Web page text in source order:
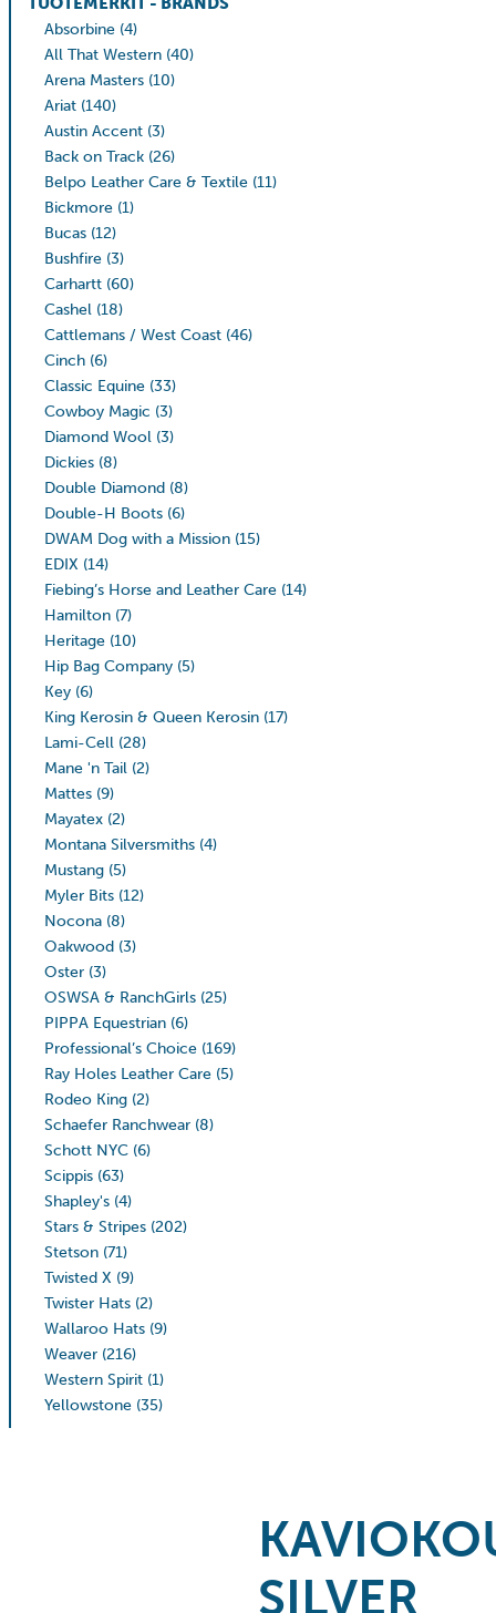
Absorbine (4)
All That Western (40)
Arena Masters (10)
Ariat (140)
Austin Accent (3)
Back on Track (26)
Belpo Leather Care & Textile (11)
Bickmore (1)
Bucas (12)
Bushfire (3)
Carhartt (60)
Cashel (18)
Cattlemans / West Coast (46)
Cinch (6)
Classic Equine (33)
Cowboy Magic (3)
Diamond Wool (3)
Dickies (8)
Double Diamond (8)
Double-H Boots (6)
DWAM Dog with a Mission (15)
EDIX (14)
Fiebing’s Horse and Leather Care (14)
Hamilton (7)
Heritage (10)
Hip Bag Company (5)
Key (6)
King Kerosin & Queen Kerosin (17)
Lami-Cell (28)
Mane 'n Tail (2)
Mattes (9)
Mayatex (2)
Montana Silversmiths (4)
Mustang (5)
Myler Bits (12)
Nocona (8)
Oakwood (3)
Oster (3)
OSWSA & RanchGirls (25)
PIPPA Equestrian (6)
Professional’s Choice (169)
Ray Holes Leather Care (5)
Rodeo King (2)
Schaefer Ranchwear (8)
Schott NYC (6)
Scippis (63)
Shapley's (4)
Stars & Stripes (202)
Stetson (71)
Twisted X (9)
Twister Hats (2)
Wallaroo Hats (9)
Weaver (216)
Western Spirit (1)
Yellowstone (35)
SILVER